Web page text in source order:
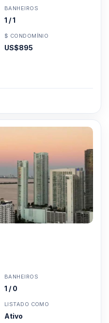
BANHEIROS
1 / 1
$ CONDOMÍNIO
US$895
BANHEIROS
1 / 0
LISTADO COMO
Ativo